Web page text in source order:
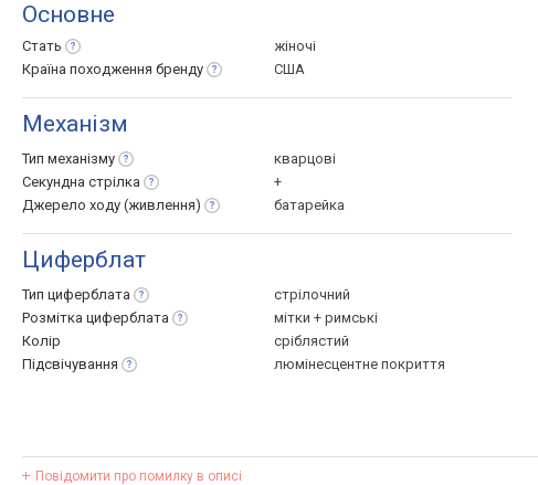
Основне
Стать
жіночі
Країна походження бренду США
Механізм
Тип механізму
кварцові
Секундна стрілка
+
Джерело ходу (живлення) батарейка
Циферблат
Тип циферблата
стрілочний
Розмітка циферблата
мітки + римські
Колір
сріблястий
Підсвічування
люмінесцентне покриття
Повідомити про помилку в описі